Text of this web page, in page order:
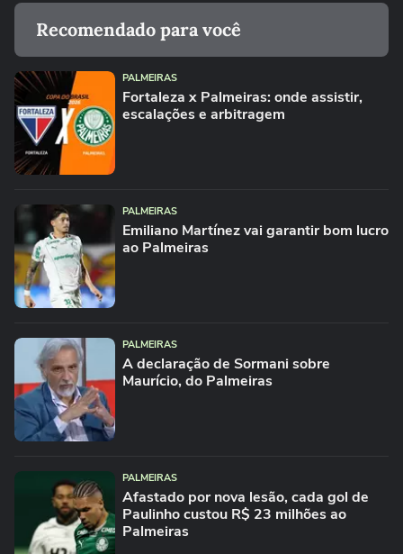
Recomendado para você
PALMEIRAS
Fortaleza x Palmeiras: onde assistir,
escalações e arbitragem
PALMEIRAS
Emiliano Martínez vai garantir bom lucro
ao Palmeiras
PALMEIRAS
A declaração de Sormani sobre
Maurício, do Palmeiras
PALMEIRAS
Afastado por nova lesão, cada gol de
Paulinho custou R$ 23 milhões ao
Palmeiras